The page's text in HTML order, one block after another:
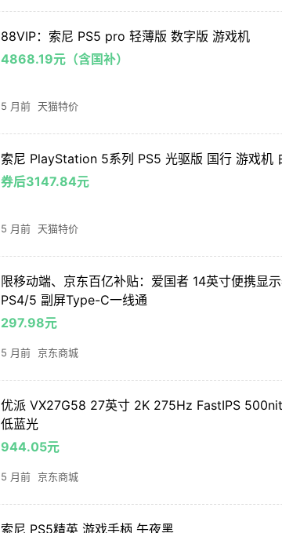
88VIP：索尼 PS5 pro 轻薄版 数字版 游戏机
4868.19元（含国补）
5 月前 天猫特价
索尼 PlayStation 5系列 PS5 光驱版 国行 游戏机
券后3147.84元
5 月前 天猫特价
限移动端、京东百亿补贴：爱国者 14英寸便携显
PS4/5 副屏Type-C一线通
297.98元
5 月前 京东商城
优派 VX27G58 27英寸 2K 275Hz FastIPS
低蓝光
944.05元
5 月前 京东商城
索尼 PS5精英 游戏手柄 午夜黑